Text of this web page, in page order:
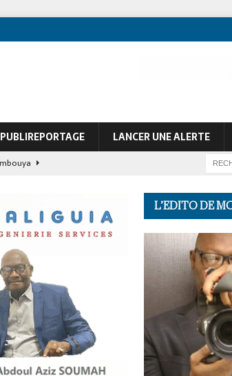
PUBLIREPORTAGE LANCER UNE ALERTE
L’EDITO DE